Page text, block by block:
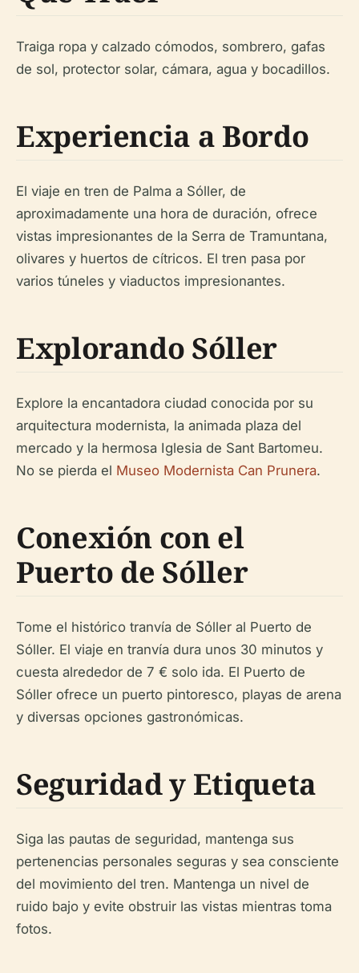
Traiga ropa y calzado cómodos, sombrero, gafas
de sol, protector solar, cámara, agua y bocadillos.
Experiencia a Bordo
El viaje en tren de Palma a Sóller, de
aproximadamente una hora de duración, ofrece
vistas impresionantes de la Serra de Tramuntana,
olivares y huertos de cítricos. El tren pasa por
varios túneles y viaductos impresionantes.
Explorando Sóller
Explore la encantadora ciudad conocida por su
arquitectura modernista, la animada plaza del
mercado y la hermosa Iglesia de Sant Bartomeu.
No se pierda el Museo Modernista Can Prunera.
Conexión con el
Puerto de Sóller
Tome el histórico tranvía de Sóller al Puerto de
Sóller. El viaje en tranvía dura unos 30 minutos y
cuesta alrededor de 7 € solo ida. El Puerto de
Sóller ofrece un puerto pintoresco, playas de arena
y diversas opciones gastronómicas.
Seguridad y Etiqueta
Siga las pautas de seguridad, mantenga sus
pertenencias personales seguras y sea consciente
del movimiento del tren. Mantenga un nivel de
ruido bajo y evite obstruir las vistas mientras toma
fotos.